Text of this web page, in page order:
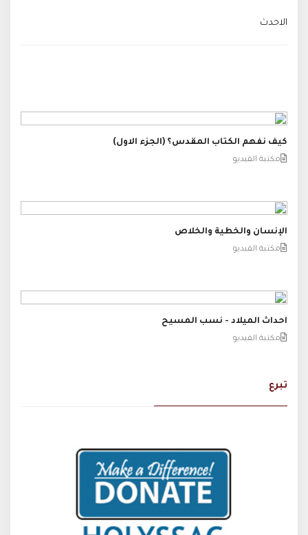
الاحدث
كيف نفهم الكتاب المقدس؟ (الجزء الاول)
مكتبة الفيديو
الإنسان والخطية والخلاص
مكتبة الفيديو
احداث الميلاد - نسب المسيح
مكتبة الفيديو
تبرع